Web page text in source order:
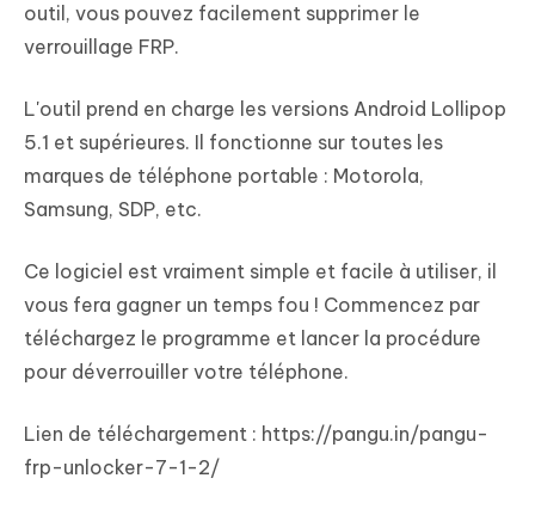
outil, vous pouvez facilement supprimer le
verrouillage FRP.
L'outil prend en charge les versions Android Lollipop
5.1 et supérieures. Il fonctionne sur toutes les
marques de téléphone portable : Motorola,
Samsung, SDP, etc.
Ce logiciel est vraiment simple et facile à utiliser, il
vous fera gagner un temps fou ! Commencez par
téléchargez le programme et lancer la procédure
pour déverrouiller votre téléphone.
Lien de téléchargement : https://pangu.in/pangu-
frp-unlocker-7-1-2/